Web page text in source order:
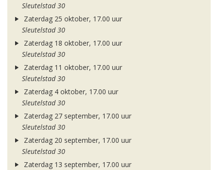
Sleutelstad 30
Zaterdag 25 oktober, 17.00 uur
Sleutelstad 30
Zaterdag 18 oktober, 17.00 uur
Sleutelstad 30
Zaterdag 11 oktober, 17.00 uur
Sleutelstad 30
Zaterdag 4 oktober, 17.00 uur
Sleutelstad 30
Zaterdag 27 september, 17.00 uur
Sleutelstad 30
Zaterdag 20 september, 17.00 uur
Sleutelstad 30
Zaterdag 13 september, 17.00 uur